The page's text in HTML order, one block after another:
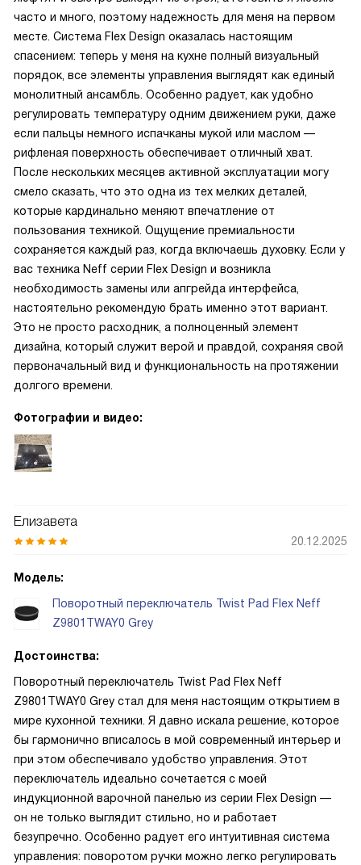
часто и много, поэтому надежность для меня на первом
месте. Система Flex Design оказалась настоящим
спасением: теперь у меня на кухне полный визуальный
порядок, все элементы управления выглядят как единый
монолитный ансамбль. Особенно радует, как удобно
регулировать температуру одним движением руки, даже
если пальцы немного испачканы мукой или маслом —
рифленая поверхность обеспечивает отличный хват.
После нескольких месяцев активной эксплуатации могу
смело сказать, что это одна из тех мелких деталей,
которые кардинально меняют впечатление от
пользования техникой. Ощущение премиальности
сохраняется каждый раз, когда включаешь духовку. Если у
вас техника Neff серии Flex Design и возникла
необходимость замены или апгрейда интерфейса,
настоятельно рекомендую брать именно этот вариант.
Это не просто расходник, а полноценный элемент
дизайна, который служит верой и правдой, сохраняя свой
первоначальный вид и функциональность на протяжении
долгого времени.
Фотографии и видео:
Елизавета
20.12.2025
Модель:
Поворотный переключатель Twist Pad Flex Neff
Z9801TWAY0 Grey
Достоинства:
Поворотный переключатель Twist Pad Flex Neff
Z9801TWAY0 Grey стал для меня настоящим открытием в
мире кухонной техники. Я давно искала решение, которое
бы гармонично вписалось в мой современный интерьер и
при этом обеспечивало удобство управления. Этот
переключатель идеально сочетается с моей
индукционной варочной панелью из серии Flex Design —
он не только выглядит стильно, но и работает
безупречно. Особенно радует его интуитивная система
управления: поворотом ручки можно легко регулировать